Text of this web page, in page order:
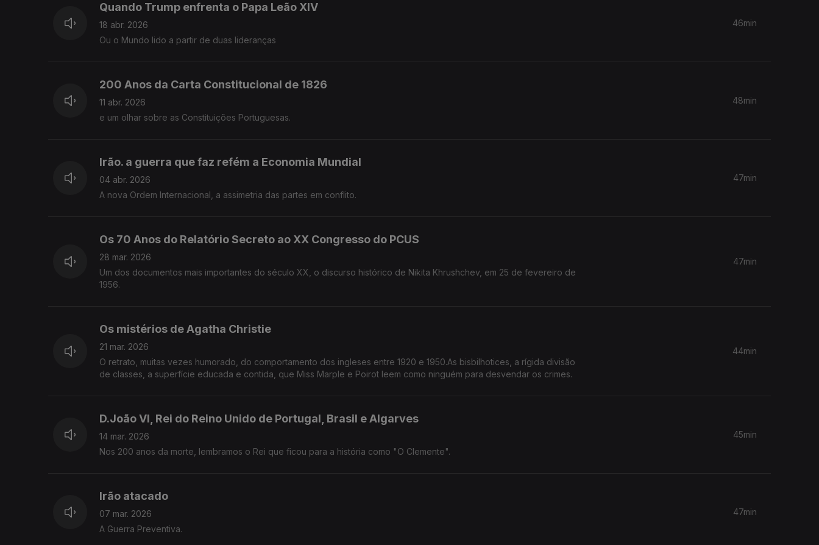
Quando Trump enfrenta o Papa Leão XIV
18 abr. 2026
Ou o Mundo lido a partir de duas lideranças
46min
200 Anos da Carta Constitucional de 1826
11 abr. 2026
e um olhar sobre as Constituições Portuguesas.
48min
Irão. a guerra que faz refém a Economia Mundial
04 abr. 2026
A nova Ordem Internacional, a assimetria das partes em conflito.
47min
Os 70 Anos do Relatório Secreto ao XX Congresso do PCUS
28 mar. 2026
Um dos documentos mais importantes do século XX, o discurso histórico de Nikita Khrushchev, em 25 de fevereiro de
1956.
47min
Os mistérios de Agatha Christie
21 mar. 2026
O retrato, muitas vezes humorado, do comportamento dos ingleses entre 1920 e 1950.As bisbilhotices, a rígida divisão
de classes, a superfície educada e contida, que Miss Marple e Poirot leem como ninguém para desvendar os crimes.
44min
D.João VI, Rei do Reino Unido de Portugal, Brasil e Algarves
14 mar. 2026
Nos 200 anos da morte, lembramos o Rei que ficou para a história como "O Clemente".
45min
Irão atacado
07 mar. 2026
A Guerra Preventiva.
47min